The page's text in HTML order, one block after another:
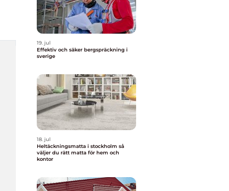
19. jul
Effektiv och säker bergspräckning i
sverige
18. jul
Heltäckningsmatta i stockholm så
väljer du rätt matta för hem och
kontor